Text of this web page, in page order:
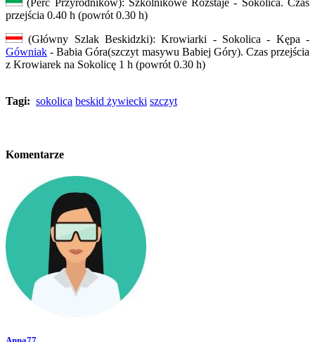
(Perć Przyrodników): Szkolnikowe Rozstaje - Sokolica. Czas
przejścia 0.40 h (powrót 0.30 h)
(Główny Szlak Beskidzki): Krowiarki - Sokolica - Kępa -
Gówniak - Babia Góra(szczyt masywu Babiej Góry). Czas przejścia
z Krowiarek na Sokolicę 1 h (powrót 0.30 h)
Tagi: sokolica beskid żywiecki szczyt
Komentarze